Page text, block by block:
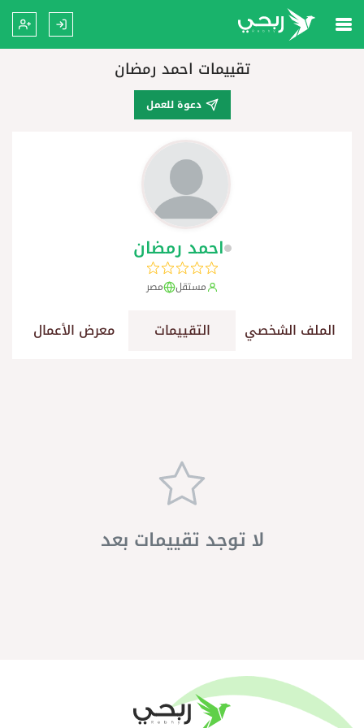
تقييمات احمد رمضان
دعوة للعمل
احمد رمضان
مستقل مصر
الملف الشخصي التقييمات معرض الأعمال
لا توجد تقييمات بعد